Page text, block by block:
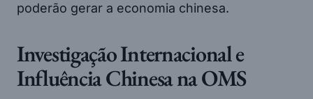
poderão gerar a economia chinesa.
Investigação Internacional e
Influência Chinesa na OMS